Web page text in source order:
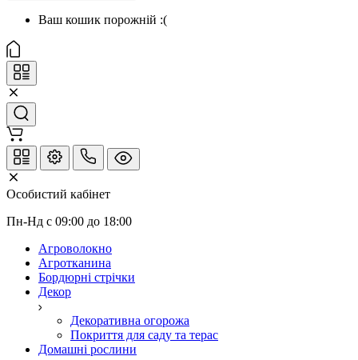
Ваш кошик порожній :(
Особистий кабінет
Пн-Нд с 09:00 до 18:00
Агроволокно
Агротканина
Бордюрні стрічки
Декор
Декоративна огорожа
Покриття для саду та терас
Домашні рослини